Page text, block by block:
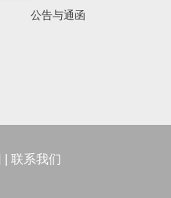
公告与通函
联系我们